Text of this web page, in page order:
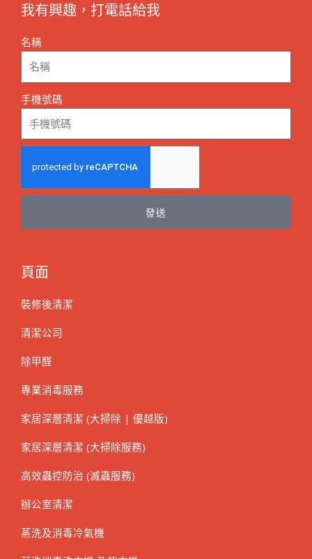
我有興趣，打電話給我
名稱
手機號碼
發送
頁面
裝修後清潔
清潔公司
除甲醛
專業消毒服務
家居深層清潔 (大掃除 | 優越版)
家居深層清潔 (大掃除服務)
高效蟲控防治 (滅蟲服務)
辦公室清潔
蒸洗及消毒冷氣機